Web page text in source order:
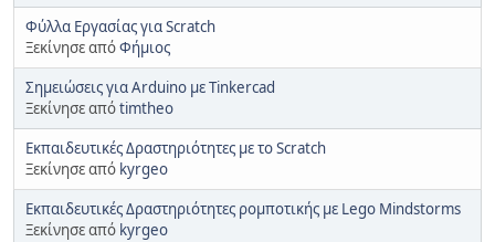
Φύλλα Εργασίας για Scratch
Ξεκίνησε απόΦήμιος
Σημειώσεις για Arduino με Tinkercad
Ξεκίνησε απόtimtheo
Εκπαιδευτικές Δραστηριότητες με το Scratch
Ξεκίνησε από kyrgeo
Εκπαιδευτικές Δραστηριότητες ρομποτικής με Lego Mindstorms
Ξεκίνησε από kyrgeo